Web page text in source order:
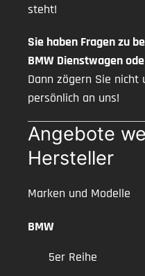
steht!
Sie haben Fragen zu
BMW Dienstwagen
Dann zögern Sie nicht
persönlich an uns!
Angebote
Hersteller
Marken und Modelle
BMW
5er Reihe